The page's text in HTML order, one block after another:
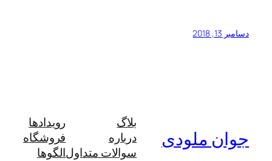
دسامبر 13, 2018
جوان ملودی
بلاگ
درباره
سوالات متداول
رویدادها
فروشگاه
الگوها